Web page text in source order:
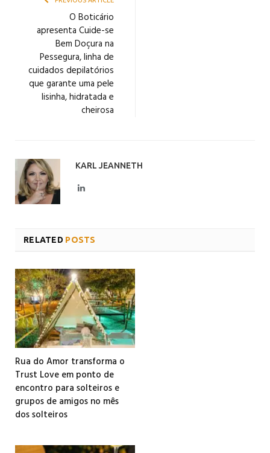
O Boticário
apresenta Cuide-se
Bem Doçura na
Pessegura, linha de
cuidados depilatórios
que garante uma pele
lisinha, hidratada e
cheirosa
KARL JEANNETH
LinkedIn
RELATED POSTS
Rua do Amor transforma o
Trust Love em ponto de
encontro para solteiros e
grupos de amigos no mês
dos solteiros